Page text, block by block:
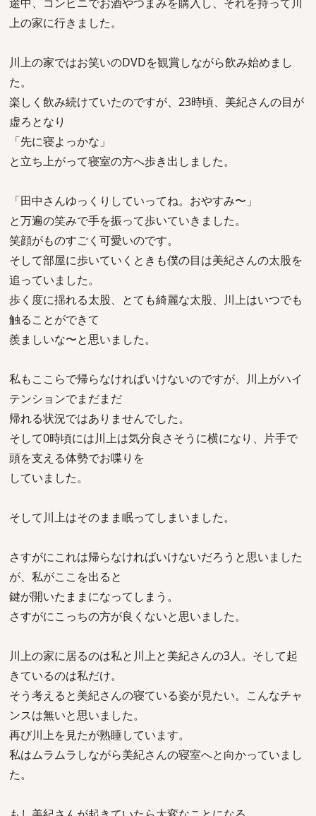
上の家に行きました。
川上の家ではお笑いのDVDを観賞しながら飲み始めまし
た。
楽しく飲み続けていたのですが、23時頃、美紀さんの目が
虚ろとなり
「先に寝よっかな」
と立ち上がって寝室の方へ歩き出しました。
「田中さんゆっくりしていってね。おやすみ〜」
と万遍の笑みで手を振って歩いていきました。
笑顔がものすごく可愛いのです。
そして部屋に歩いていくときも僕の目は美紀さんの太股を
追っていました。
歩く度に揺れる太股、とても綺麗な太股、川上はいつでも
触ることができて
羨ましいな〜と思いました。
私もここらで帰らなければいけないのですが、川上がハイ
テンションでまだまだ
帰れる状況ではありませんでした。
そして0時頃には川上は気分良さそうに横になり、片手で
頭を支える体勢でお喋りを
していました。
そして川上はそのまま眠ってしまいました。
さすがにこれは帰らなければいけないだろうと思いました
が、私がここを出ると
鍵が開いたままになってしまう。
さすがにこっちの方が良くないと思いました。
川上の家に居るのは私と川上と美紀さんの3人。そして起
きているのは私だけ。
そう考えると美紀さんの寝ている姿が見たい。こんなチャ
ンスは無いと思いました。
再び川上を見たが熟睡しています。
私はムラムラしながら美紀さんの寝室へと向かっていまし
た。